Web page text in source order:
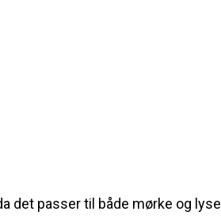
det passer til både mørke og lyse